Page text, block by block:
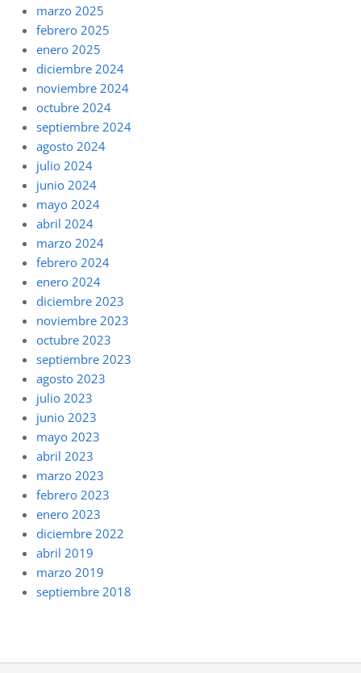
marzo 2025
febrero 2025
enero 2025
diciembre 2024
noviembre 2024
octubre 2024
septiembre 2024
agosto 2024
julio 2024
junio 2024
mayo 2024
abril 2024
marzo 2024
febrero 2024
enero 2024
diciembre 2023
noviembre 2023
octubre 2023
septiembre 2023
agosto 2023
julio 2023
junio 2023
mayo 2023
abril 2023
marzo 2023
febrero 2023
enero 2023
diciembre 2022
abril 2019
marzo 2019
septiembre 2018